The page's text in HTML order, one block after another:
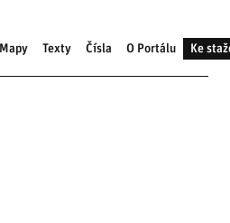
Mapy Texty Čísla O Portálu Ke